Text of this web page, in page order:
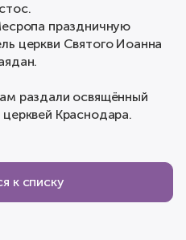
праздничную
церкви Святого Иоанна
раздали освящённый
Краснодара.
к списку